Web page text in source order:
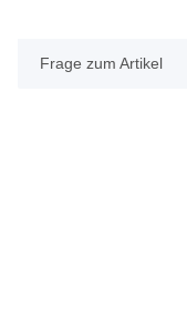
Frage zum Artikel